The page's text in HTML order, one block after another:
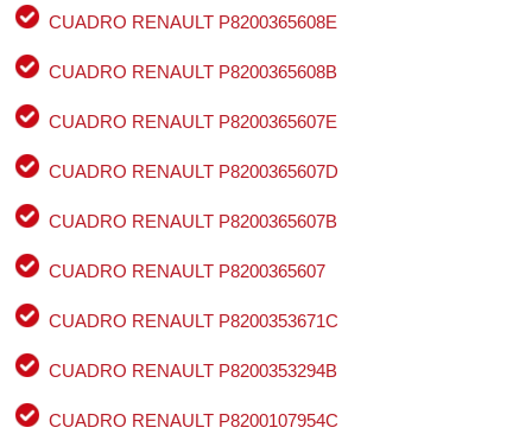
CUADRO RENAULT P8200365608E
CUADRO RENAULT P8200365608B
CUADRO RENAULT P8200365607E
CUADRO RENAULT P8200365607D
CUADRO RENAULT P8200365607B
CUADRO RENAULT P8200365607
CUADRO RENAULT P8200353671C
CUADRO RENAULT P8200353294B
CUADRO RENAULT P8200107954C